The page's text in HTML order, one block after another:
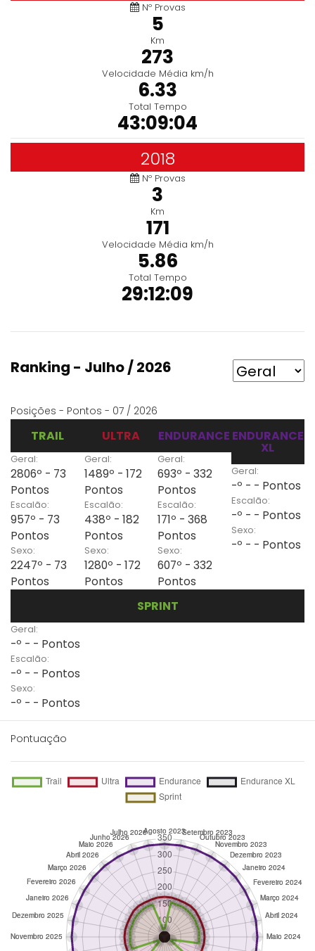
Nº Provas
5
Km
273
Velocidade Média km/h
6.33
Total Tempo
43:09:04
2018
Nº Provas
3
Km
171
Velocidade Média km/h
5.86
Total Tempo
29:12:09
Ranking - Julho / 2026
Posições - Pontos - 07 / 2026
TRAIL
Geral:
2806º - 73
Pontos
Escalão:
957º - 73
Pontos
Sexo:
2247º - 73
Pontos
ULTRA
Geral:
1489º - 172
Pontos
Escalão:
438º - 182
Pontos
Sexo:
1280º - 172
Pontos
ENDURANCE
Geral:
693º - 332
Pontos
Escalão:
171º - 368
Pontos
Sexo:
607º - 332
Pontos
ENDURANCE
XL
Geral:
-º - - Pontos
Escalão:
-º - - Pontos
Sexo:
-º - - Pontos
SPRINT
Geral:
-º - - Pontos
Escalão:
-º - - Pontos
Sexo:
-º - - Pontos
Pontuação